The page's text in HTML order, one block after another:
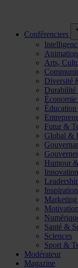
Conférenciers
Arts,
Diversité
Futur &
Global &
Humour
Inspiration
Motivation
Santé &
Sciences
Sport &
Modérateur
Magazine